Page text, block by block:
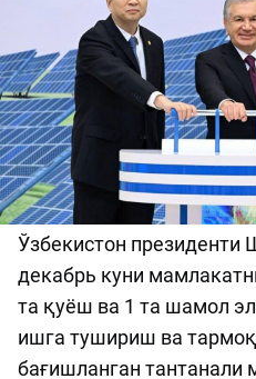
Ўзбекистон президенти
декабрь куни
та қуёш ва 1 та шамол
ишга тушириш ва
бағишланган